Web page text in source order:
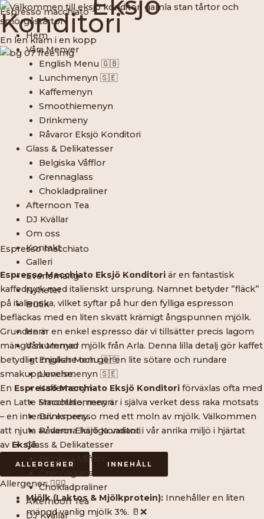
Hoppa
till
innehållHem
Våra Menyer
English Menu 🇬🇧
Lunchmenyn 🇸🇪
Kaffemenyn
Smoothiemenyn
Drinkmeny
Råvaror Eksjö Konditori
Glass & Delikatesser
Belgiska Våfflor
Grennaglass
Chokladpraliner
Afternoon Tea
DJ Kvällar
Om oss
Kontakt
Galleri
Evenemang
Nyheter
Butik
Hem
Våra Menyer
English Menu 🇬🇧
Lunchmenyn 🇸🇪
Kaffemenyn
Smoothiemenyn
Drinkmeny
Råvaror Eksjö Konditori
Glass & Delikatesser
Belgiska Våfflor
Grennaglass
Chokladpraliner
Afternoon Tea
DJ Kvällar
Espresso macchiato
Konditori
En len kram i en kopp
Espresso macchiato
Espresso Macchiato Eksjö Konditori är en fantastisk
kaffedryck med italienskt ursprung. Namnet betyder ”fläck”
på italienska, vilket syftar på hur den fylliga espresson
befläckas med en liten skvätt krämigt ångspunnen mjölk.
Grunden är en enkel espresso där vi tillsätter precis lagom
mängd skummad mjölk från Arla. Denna lilla detalj gör kaffet
betydligt mjukare och ger en lite sötare och rundare
smakupplevelse.
En Espresso Macchiato Eksjö Konditori förväxlas ofta med
en Latte Macchiato, men är i själva verket dess raka motsats
– en intensiv espresso med ett moln av mjölk. Välkommen
att njuta av denna härliga variant i vår anrika miljö i hjärtat
av Eksjö.
ALLERGENER INNEHÅLL
Allergener: 🕵️‍♂️🚫
Mjölk (Laktos & Mjölkprotein):Innehåller en liten
mängd vanlig mjölk 3%. 🥛❌